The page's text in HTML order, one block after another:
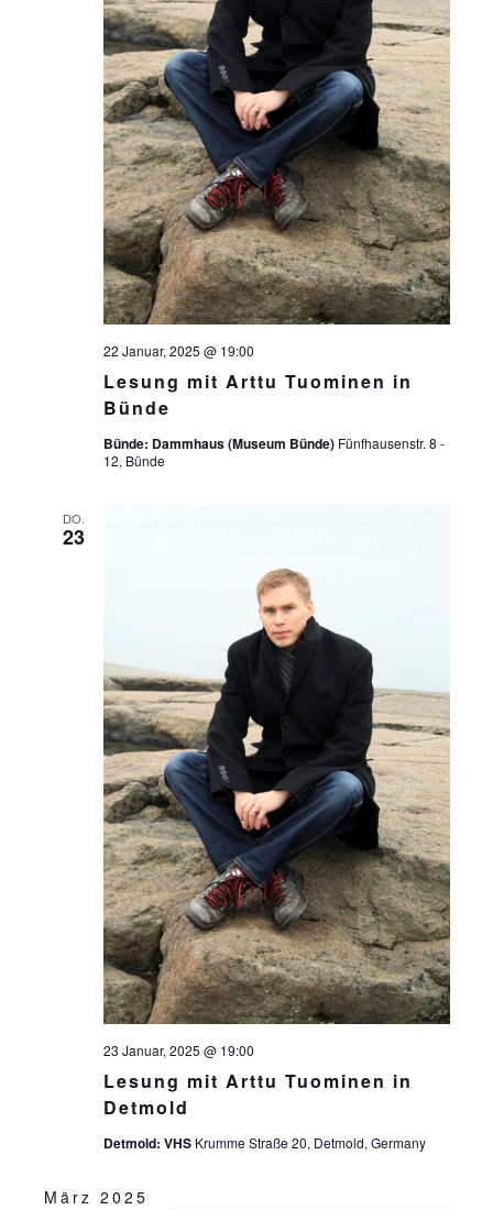
Lesung mit Arttu Tuominen in
Bünde
22 Januar, 2025 @ 19:00
Bünde: Dammhaus (Museum Bünde) Fünfhausenstr. 8 -
12, Bünde
DO.
23
Lesung mit Arttu Tuominen in
Detmold
23 Januar, 2025 @ 19:00
Detmold: VHS Krumme Straße 20, Detmold, Germany
März 2025